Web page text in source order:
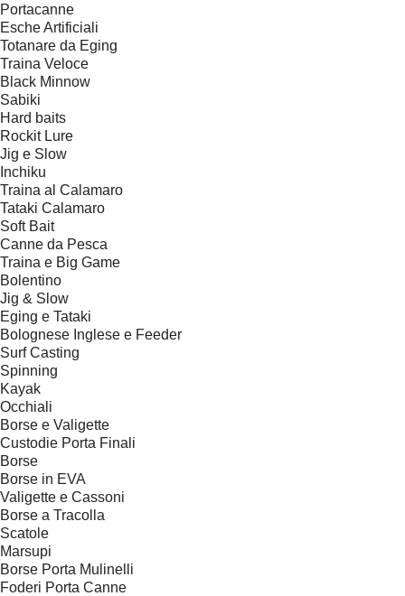
Portacanne
Esche Artificiali
Totanare da Eging
Traina Veloce
Black Minnow
Sabiki
Hard baits
Rockit Lure
Jig e Slow
Inchiku
Traina al Calamaro
Tataki Calamaro
Soft Bait
Canne da Pesca
Traina e Big Game
Bolentino
Jig & Slow
Eging e Tataki
Bolognese Inglese e Feeder
Surf Casting
Spinning
Kayak
Occhiali
Borse e Valigette
Custodie Porta Finali
Borse
Borse in EVA
Valigette e Cassoni
Borse a Tracolla
Scatole
Marsupi
Borse Porta Mulinelli
Foderi Porta Canne